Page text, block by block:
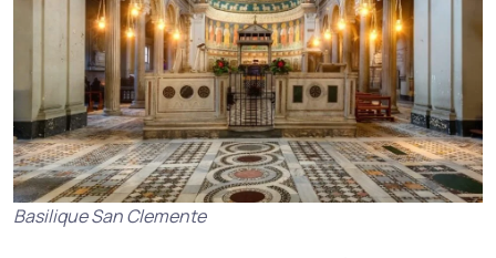
Basilique San Clemente